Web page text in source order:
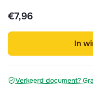
€7,96
In
Verkeerd document?